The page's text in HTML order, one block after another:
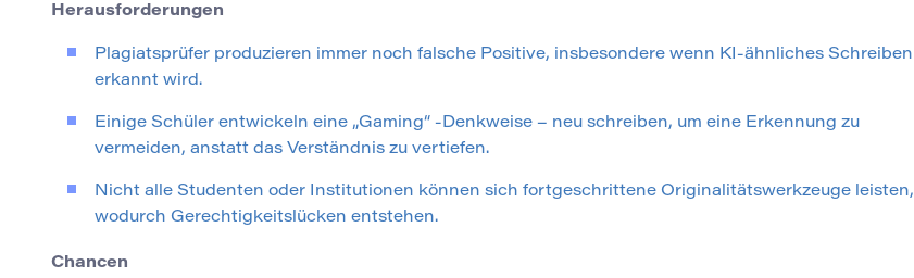
Herausforderungen
Plagiatsprüfer produzieren immer noch falsche Positive, insbesondere wenn KI-ähnliches Schreiben
erkannt wird.
Einige Schüler entwickeln eine „Gaming“ -Denkweise – neu schreiben, um eine Erkennung zu
vermeiden, anstatt das Verständnis zu vertiefen.
Nicht alle Studenten oder Institutionen können sich fortgeschrittene Originalitätswerkzeuge leisten,
wodurch Gerechtigkeitslücken entstehen.
Chancen